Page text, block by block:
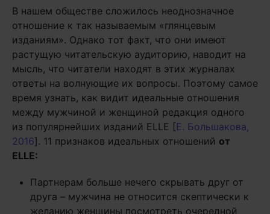
В нашем обществе сложилось неоднозначное
отношение к так называемым «глянцевым
изданиям». Однако тот факт, что они имеют
растущую читательскую аудиторию, наводит на
мысль, что читатели находят в этих журналах
ответы на волнующие их вопросы. Поэтому самое
время узнать, как видит идеальные отношения
между мужчиной и женщиной редакция одного
из популярнейших изданий ELLE [Е. Большакова,
2016]. 11 признаков идеальных отношений от
ELLE:
Партнерам больше нечего скрывать друг от
друга – мужчина не относится скептически к
желанию женщины посмотреть очередной